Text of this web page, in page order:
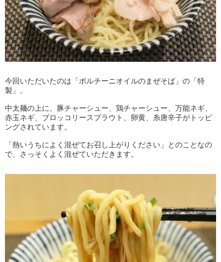
今回いただいたのは「ポルチーニオイルのまぜそば」の「特
製」。
中太麺の上に、豚チャーシュー、鶏チャーシュー、万能ネギ、
赤玉ネギ、ブロッコリースプラウト、卵黄、糸唐辛子がトッピ
ングされています。
「熱いうちによく混ぜてお召し上がりください」とのことなの
で、さっそくよく混ぜていただきます。